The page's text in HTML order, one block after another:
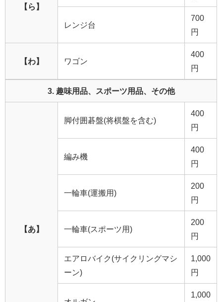
【ら】
レンジ台
700
円
【わ】 ワゴン
400
円
3. 趣味用品、スポーツ用品、その他
【あ】
脚付囲碁盤(将棋盤を含む)
400
円
編み機
400
円
一輪車(運搬用)
200
円
一輪車(スポーツ用)
200
円
エアロバイク(サイクリングマシ
ーン)
1,000
円
1,000